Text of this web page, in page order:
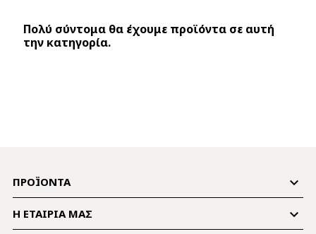
Πολύ σύντομα θα έχουμε προϊόντα σε αυτή
την κατηγορία.
ΠΡΟΪΌΝΤΑ 
Η ΕΤΑΙΡΊΑ ΜΑΣ 